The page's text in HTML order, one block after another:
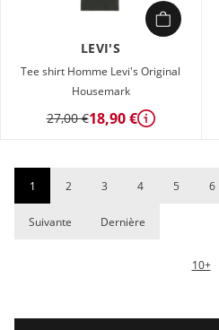
LEVI'S
Tee shirt Homme Levi's Original
Housemark
27,00 €18,90 € Détails
1 2 3 4 5 6
Suivante Dernière
10+